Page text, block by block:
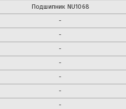
Подшипник NU1068
-
-
-
-
-
-
-